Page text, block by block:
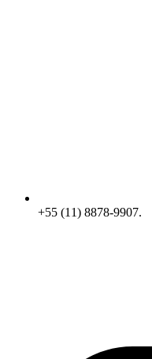
+55 (11) 8878-9907.